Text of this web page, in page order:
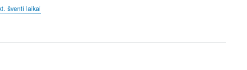
šventi laikai